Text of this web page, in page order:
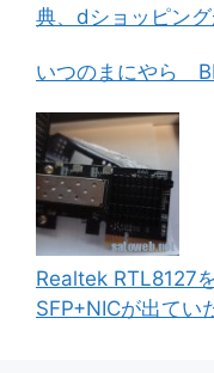
典、dショッピング
いつのまにやら
Realtek RTL8127
SFP+NICが出てい